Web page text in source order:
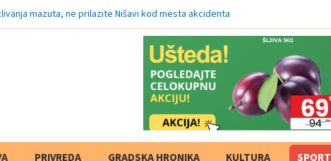
mazuta, ne prilazite Nišavi kod mesta akcidenta
PRIVREDA GRADSKA HRONIKA KULTURA SPORT